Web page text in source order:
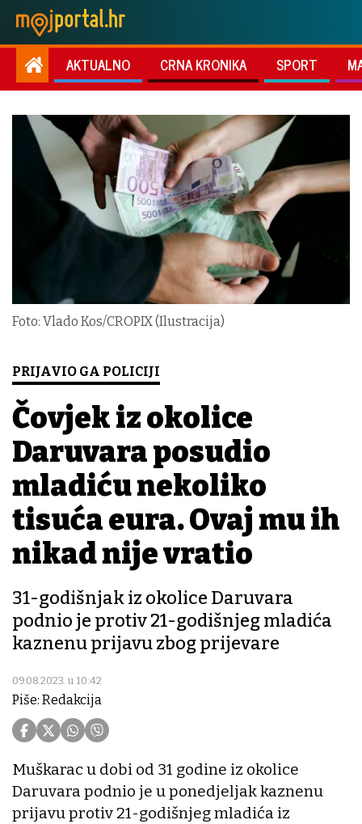
AKTUALNO CRNA KRONIKA SPORT
Foto: Vlado Kos/CROPIX (Ilustracija)
PRIJAVIO GA POLICIJI
Čovjek iz okolice
Daruvara posudio
mladiću nekoliko
tisuća eura. Ovaj mu ih
nikad nije vratio
31-godišnjak iz okolice Daruvara
podnio je protiv 21-godišnjeg mladića
kaznenu prijavu zbog prijevare
09.08.2023. u 10:42
Piše: Redakcija
Muškarac u dobi od 31 godine iz okolice
Daruvara podnio je u ponedjeljak kaznenu
prijavu protiv 21-godišnjeg mladića iz